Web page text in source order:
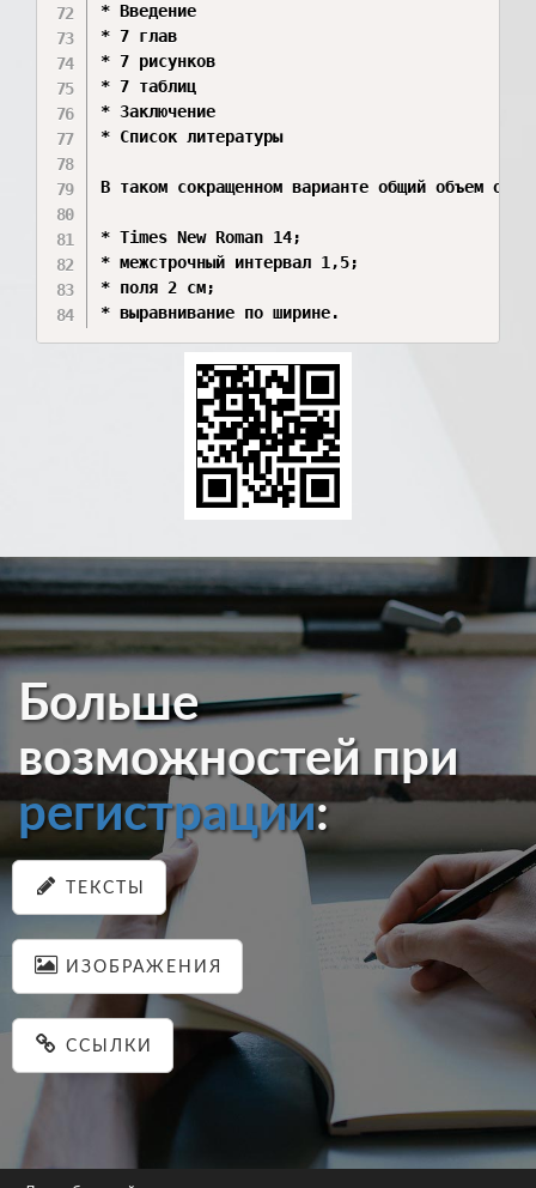
* Введение
* 7 глав
* 7 рисунков
* 7 таблиц
* Заключение
* Список литературы
В таком сокращенном варианте общий объем
* Times New Roman 14;
* межстрочный интервал 1,5;
* поля 2 см;
* выравнивание по ширине.
Больше
возможностей при
регистрации:
ТЕКСТЫ
ИЗОБРАЖЕНИЯ
ССЫЛКИ